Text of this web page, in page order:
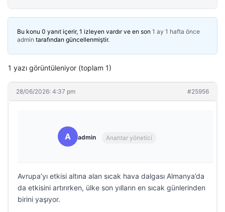
Bu konu 0 yanıt içerir, 1 izleyen vardır ve en son 1 ay 1 hafta önce
admin tarafından güncellenmiştir.
1 yazı görüntüleniyor (toplam 1)
28/06/2026: 4:37 pm #25956
A admin Anahtar yönetici
Avrupa’yı etkisi altına alan sıcak hava dalgası Almanya’da
da etkisini artırırken, ülke son yılların en sıcak günlerinden
birini yaşıyor.